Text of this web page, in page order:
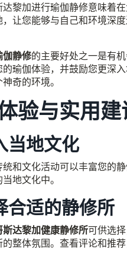
达黎加进行瑜伽静修意味着
让您能够与自己和环境深度
伽静修的主要好处之一是有
的瑜伽体验，并鼓励您更深
奇的环境。
验与实用建
当地文化
统和文化活动可以丰富您的
地文化中。
合适的静修所
斯达黎加健康静修所可供选
整体氛围。查看评论和推